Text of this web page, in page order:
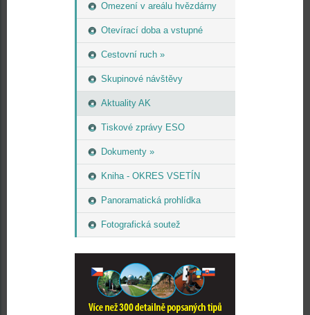
Omezení v areálu hvězdárny
Otevírací doba a vstupné
Cestovní ruch »
Skupinové návštěvy
Aktuality AK
Tiskové zprávy ESO
Dokumenty »
Kniha - OKRES VSETÍN
Panoramatická prohlídka
Fotografická soutež